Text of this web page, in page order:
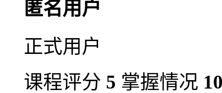
匿名用户
正式用户
课程评分 5 掌握情况